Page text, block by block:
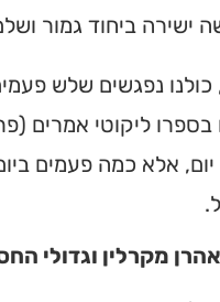
ישירה ביחוד גמור
כולנו נפגשים שלש
בספרו ליקוטי
אלא כמה פעמים
מקרלין וגדולי